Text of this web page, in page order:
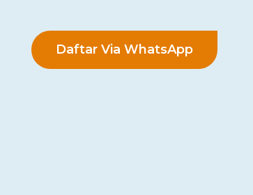
Daftar Via WhatsApp